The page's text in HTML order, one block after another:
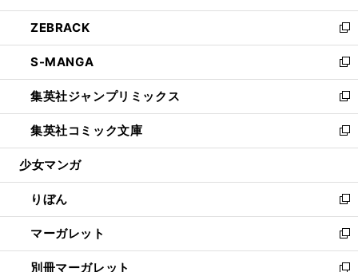
開
く
ウ
で
開
く
ン
ド
ウ
で
開
く
ウ
ィ
ン
ド
ウ
で
開
く
し
い
ウ
ィ
ン
ド
ウ
で
開
ZEBRACK
新
し
い
ウ
ィ
ン
ド
ウ
開
く
S-MANGA
新
し
い
ウ
ィ
ン
ウ
で
開
く
集英社ジャンプリミックス
新
し
い
ウ
ン
ド
ウ
で
開
く
集英社コミック文庫
新
し
ウ
ィ
ン
ド
ウ
で
少女マンガ
りぼん
新
し
い
ウ
マーガレット
新
し
別冊マーガレット